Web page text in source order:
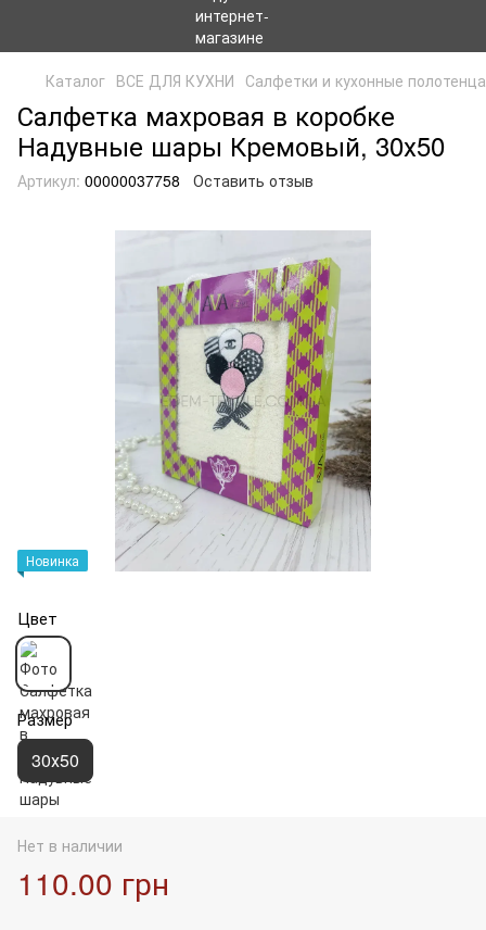
Каталог ВСЕ ДЛЯ КУХНИ Салфетки и кухонные полотенца
Салфетка махровая в коробке
Надувные шары Кремовый, 30х50
Артикул: 00000037758 Оставить отзыв
Новинка
Цвет
Размер
30х50
Нет в наличии
110.00 грн